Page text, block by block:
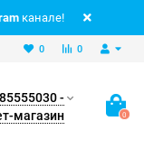
канале!
0
0
-
магазин
0